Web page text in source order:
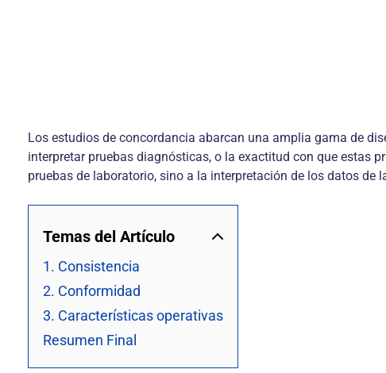
Los estudios de concordancia abarcan una amplia gama de
interpretar pruebas diagnósticas, o la exactitud con que estas
pruebas de laboratorio, sino a la interpretación de los datos
Temas del Artículo
1. Consistencia
2. Conformidad
3. Características operativas
Resumen Final